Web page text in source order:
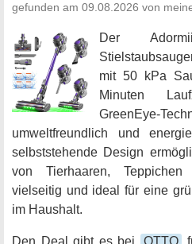
gefunden am 09.08.2026 von
Der
mit 50 kPa
Minuten
umweltfreundlich und
selbststehende Design
von Tierhaaren,
vielseitig und ideal für eine
im Haushalt.